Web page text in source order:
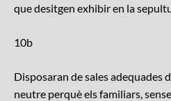
que desitgen exhibir en la
10b
Disposaran de sales adequades
neutre perquè els familiars,